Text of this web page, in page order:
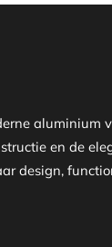
aluminium
en de
design,